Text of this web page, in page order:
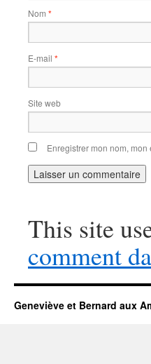
Nom *
E-mail *
Site web
Enregistrer mon nom,
This site
comment
Geneviève et Bernard aux